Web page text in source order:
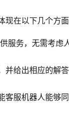
在以下几个方面
服务，无需考虑
并给出相应的解
服机器人能够同